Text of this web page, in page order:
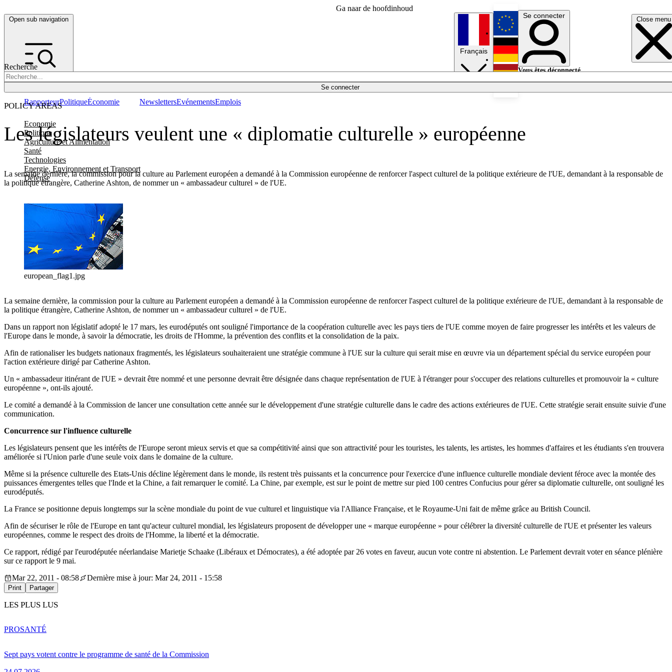
Ga naar de hoofdinhoud
Open sub navigation Close menu
Recherche
Se connecter
POLICY AREAS
Economie
Politique
Agriculture et Alimentation
Santé
Technologies
Energie, Environnement et Transport
Défense
RapporteurPolitiqueÉconomie NewslettersEvénementsEmplois
Français
English
Deutsch
Se connecter
Vous êtes déconnecté.
Les législateurs veulent une « diplomatie culturelle » européenne
La semaine dernière, la commission pour la culture au Parlement européen a demandé à la Commission européenne de renforcer l'aspect culturel de la politique extérieure de l'UE, demandant à la responsable de
la politique étrangère, Catherine Ashton, de nommer un « ambassadeur culturel » de l'UE.
european_flag1.jpg
La semaine dernière, la commission pour la culture au Parlement européen a demandé à la Commission européenne de renforcer l'aspect culturel de la politique extérieure de l'UE, demandant à la responsable de
la politique étrangère, Catherine Ashton, de nommer un « ambassadeur culturel » de l'UE.
Dans un rapport non législatif adopté le 17 mars, les eurodéputés ont souligné l'importance de la coopération culturelle avec les pays tiers de l'UE comme moyen de faire progresser les intérêts et les valeurs de
l'Europe dans le monde, à savoir la démocratie, les droits de l'Homme, la prévention des conflits et la consolidation de la paix.
Afin de rationaliser les budgets nationaux fragmentés, les législateurs souhaiteraient une stratégie commune à l'UE sur la culture qui serait mise en œuvre via un département spécial du service européen pour
l'action extérieure dirigé par Catherine Ashton.
Un « ambassadeur itinérant de l'UE » devrait être nommé et une personne devrait être désignée dans chaque représentation de l'UE à l'étranger pour s'occuper des relations culturelles et promouvoir la « culture
européenne », ont-ils ajouté.
Le comité a demandé à la Commission de lancer une consultation cette année sur le développement d'une stratégie culturelle dans le cadre des actions extérieures de l'UE. Cette stratégie serait ensuite suivie d'une
communication.
Concurrence sur l'influence culturelle
Les législateurs pensent que les intérêts de l'Europe seront mieux servis et que sa compétitivité ainsi que son attractivité pour les touristes, les talents, les artistes, les hommes d'affaires et les étudiants s'en trouvera
améliorée si l'Union parle d'une seule voix dans le domaine de la culture.
Même si la présence culturelle des Etats-Unis décline légèrement dans le monde, ils restent très puissants et la concurrence pour l'exercice d'une influence culturelle mondiale devient féroce avec la montée des
puissances émergentes telles que l'Inde et la Chine, a fait remarquer le comité. La Chine, par exemple, est sur le point de mettre sur pied 100 centres Confucius pour gérer sa diplomatie culturelle, ont souligné les
eurodéputés.
La France se positionne depuis longtemps sur la scène mondiale du point de vue culturel et linguistique via l'Alliance Française, et le Royaume-Uni fait de même grâce au British Council.
Afin de sécuriser le rôle de l'Europe en tant qu'acteur culturel mondial, les législateurs proposent de développer une « marque européenne » pour célébrer la diversité culturelle de l'UE et présenter les valeurs
européennes, comme le respect des droits de l'Homme, la liberté et la démocratie.
Ce rapport, rédigé par l'eurodéputée néerlandaise Marietje Schaake (Libéraux et Démocrates), a été adoptée par 26 votes en faveur, aucun vote contre ni abstention. Le Parlement devrait voter en séance plénière
sur ce rapport le 9 mai.
Mar 22, 2011 - 08:58
Dernière mise à jour: Mar 24, 2011 - 15:58
Print Partager
LES PLUS LUS
Sept pays votent contre le programme de santé de la Commission
PROSANTÉ